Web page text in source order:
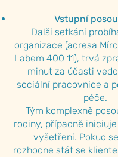
Vstupní
Další setkání
organizace (adresa
Labem 400 11), trvá
minut za účasti
sociální pracovnice a
péče.
Tým komplexně
rodiny, případně
vyšetření. Pokud
rozhodne stát se